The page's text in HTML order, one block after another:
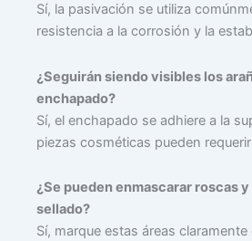
Sí, la pasivación se utiliza
resistencia a la corrosión y la
¿Seguirán siendo visibles los
enchapado?
Sí, el enchapado se adhiere a la
piezas cosméticas pueden
¿Se pueden enmascarar roscas
sellado?
Sí, marque estas áreas